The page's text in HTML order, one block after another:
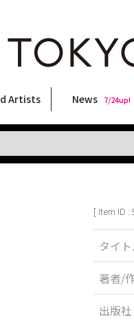
Artists
東風終)
トン
News 7/24up!
新着・おすすめ
フェア・イベン
お店からのお知
[ Item ID :
タイ
著者/
出版社